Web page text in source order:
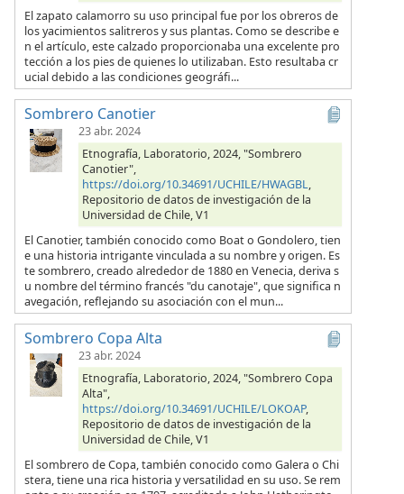
El zapato calamorro su uso principal fue por los obreros de
los yacimientos salitreros y sus plantas. Como se describe e
n el artículo, este calzado proporcionaba una excelente pro
tección a los pies de quienes lo utilizaban. Esto resultaba cr
ucial debido a las condiciones geográfi...
Sombrero Canotier
23 abr. 2024
Etnografía, Laboratorio, 2024, "Sombrero
Canotier",
https://doi.org/10.34691/UCHILE/HWAGBL,
Repositorio de datos de investigación de la
Universidad de Chile, V1
El Canotier, también conocido como Boat o Gondolero, tien
e una historia intrigante vinculada a su nombre y origen. Es
te sombrero, creado alrededor de 1880 en Venecia, deriva s
u nombre del término francés "du canotaje", que significa n
avegación, reflejando su asociación con el mun...
Sombrero Copa Alta
23 abr. 2024
Etnografía, Laboratorio, 2024, "Sombrero Copa
Alta",
https://doi.org/10.34691/UCHILE/LOKOAP,
Repositorio de datos de investigación de la
Universidad de Chile, V1
El sombrero de Copa, también conocido como Galera o Chi
stera, tiene una rica historia y versatilidad en su uso. Se rem